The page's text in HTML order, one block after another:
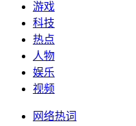
游戏
科技
热点
人物
娱乐
视频
网络热词